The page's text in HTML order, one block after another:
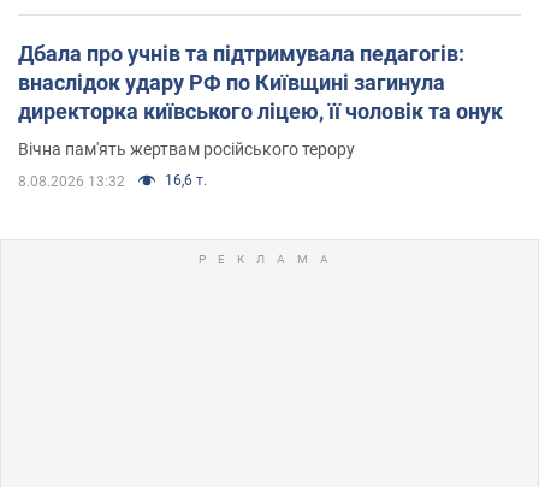
Дбала про учнів та підтримувала педагогів:
внаслідок удару РФ по Київщині загинула
директорка київського ліцею, її чоловік та онук
Вічна пам'ять жертвам російського терору
8.08.2026 13:32 16,6 т.